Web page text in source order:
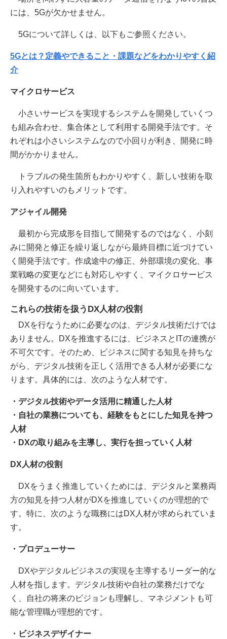
には、5Gが欠かせません。
5Gについて詳しくは、以下もご参照ください。
5Gとは？定義やできること・課題などをわかりやすく紹
介
マイクロサービス
小さいサービスを実現するシステムを開発していくつ
も組み合わせ、集合体として利用する開発手法です。そ
れぞれは小さいシステムなので小回りが利き、開発に時
間がかかりません。
トラブルの発生箇所もわかりやすく、新しい技術を取
り入れやすいのもメリットです。
アジャイル開発
最初から完成形を目指して開発するのではなく、小刻
みに開発と修正を繰り返しながら最終目標に近づけてい
く開発手法です。作成途中の修正、外部環境の変化、事
業戦略の変更などにも対応しやすく、マイクロサービス
を開発するのに向いています。
これらの技術を扱うDX人材の役割
DXを行なうために必要なのは、デジタル技術だけでは
ありません。DXを推進するには、ビジネスとITの連携が
不可欠です。そのため、ビジネスに関する知見を持ちな
がら、デジタル技術を正しく活用できる人材が必要にな
ります。具体的には、次のような人材です。
・デジタル技術やデータ活用に精通した人材
・自社の業務についても、経験をもとにした知見を持つ
人材
・DXの取り組みを主導し、実行を担っていく人材
DX人材の役割
DXをうまく推進していくためには、デジタルと業務両
方の知見を持つ人材がDXを推進していくのが理想的で
す。特に、次のような職務にはDX人材が求められていま
す。
・プロデューサー
DXやデジタルビジネスの実現を主導するリーダー的な
人材を指します。デジタル技術や自社の業務だけでな
く、自社の将来のビジョンも理解し、マネジメントも可
能な管理職が理想的です。
・ビジネスデザイナー